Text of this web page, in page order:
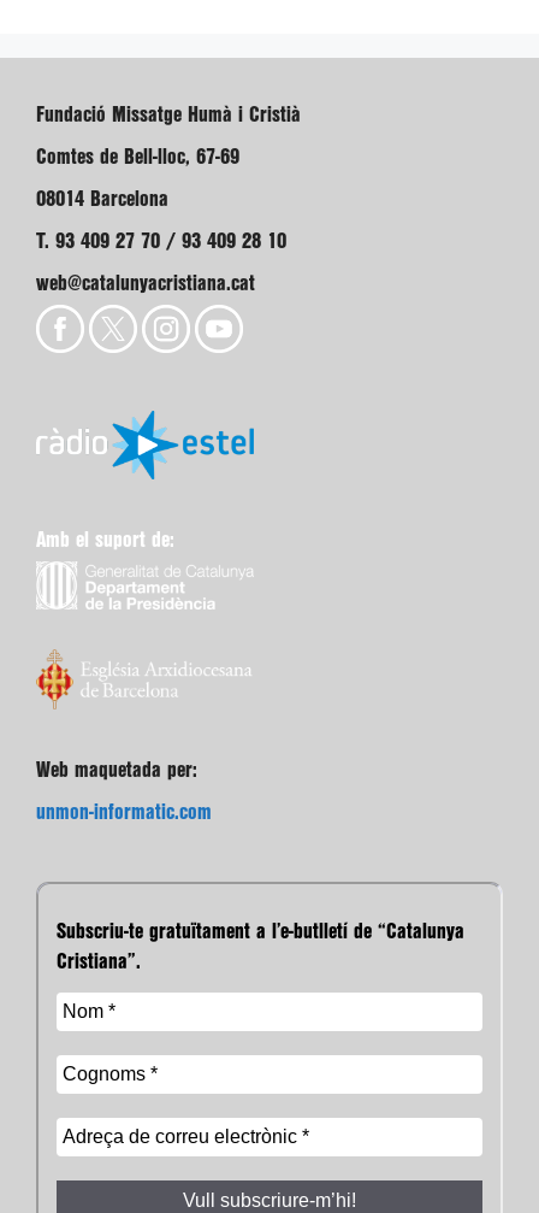
Fundació Missatge Humà i Cristià
Comtes de Bell-lloc, 67-69
08014 Barcelona
T. 93 409 27 70 / 93 409 28 10
web@catalunyacristiana.cat
Amb el suport de:
Web maquetada per:
unmon-informatic.com
Subscriu-te gratuïtament a l’e-butlletí de “Catalunya
Cristiana”.